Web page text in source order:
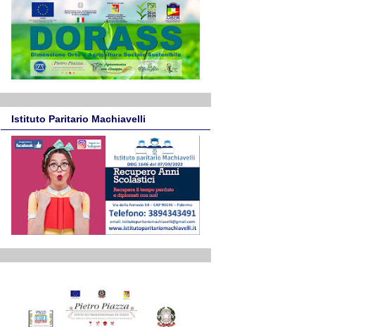
Istituto Paritario Machiavelli